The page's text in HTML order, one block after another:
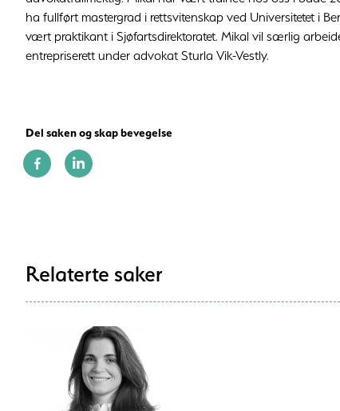
ha fullført mastergrad i rettsvitenskap ved Universitetet i
vært praktikant i Sjøfartsdirektoratet. Mikal vil særlig
entrepriserett under advokat Sturla Vik-Vestly.
Del saken og skap bevegelse
Relaterte saker